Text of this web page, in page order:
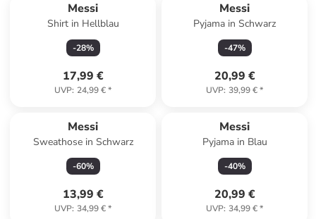
Messi
Shirt in Hellblau
-28%
17,99 €
UVP: 24,99 €*
Messi
Pyjama in Schwarz
-47%
20,99 €
UVP: 39,99 €*
Messi
Sweathose in Schwarz
-60%
13,99 €
UVP: 34,99 €*
Messi
Pyjama in Blau
-40%
20,99 €
UVP: 34,99 €*